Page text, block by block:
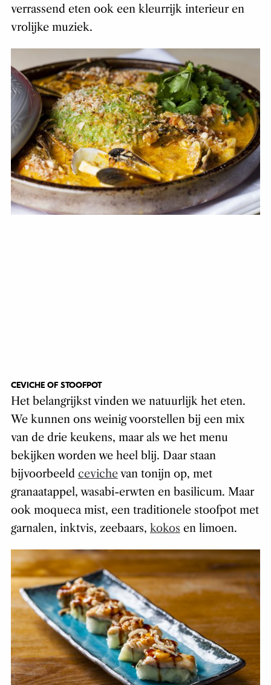
verrassend eten ook een kleurrijk interieur en
vrolijke muziek.
CEVICHE OF STOOFPOT
Het belangrijkst vinden we natuurlijk het eten.
We kunnen ons weinig voorstellen bij een mix
van de drie keukens, maar als we het menu
bekijken worden we heel blij. Daar staan
bijvoorbeeld cevichevan tonijn op, met
granaatappel, wasabi-erwten en basilicum. Maar
ook moqueca mist, een traditionele stoofpot met
garnalen, inktvis, zeebaars, kokos en limoen.